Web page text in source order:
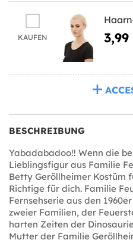
KAUFEN 3,99
BESCHREIBUNG
Yabadabadoo!! Wenn die
Lieblingsfigur aus Familie
Betty Geröllheimer Kostüm
Richtige für dich. Familie
Fernsehserie aus den
zweier Familien, der
harten Zeiten der
Mutter der Familie